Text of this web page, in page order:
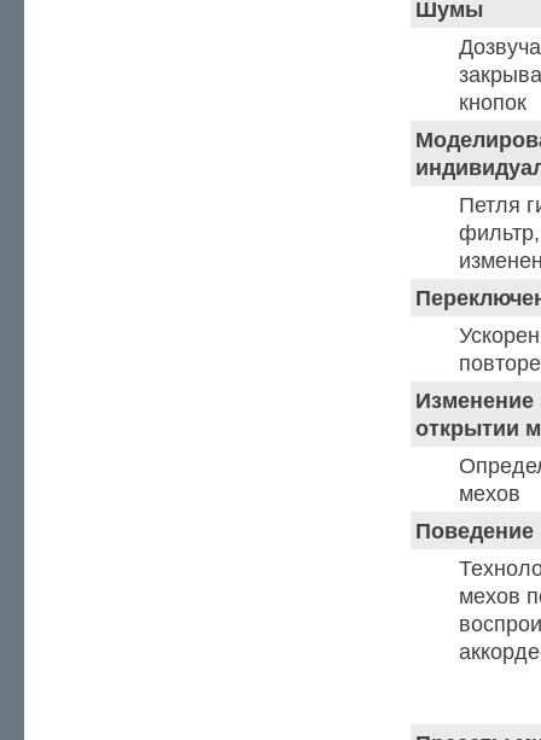
Шумы
кнопок
Петля
Изменение
открытии
мехов
Поведение
мехов